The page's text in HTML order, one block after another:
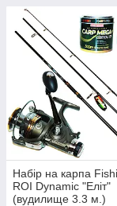
Набір на карпа
ROI Dynamic "Еліт"
(вудилище 3.3 м.)